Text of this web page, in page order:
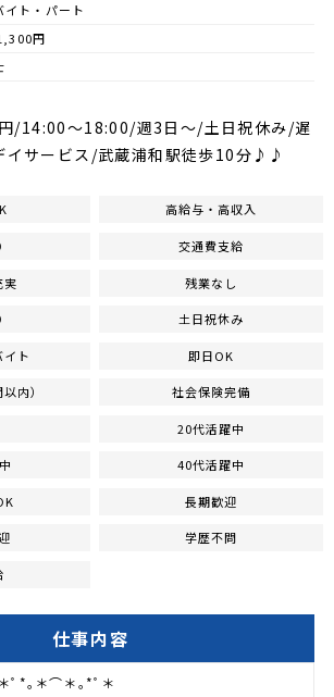
イト・パート
円
/14:00～18:00/週3日～/土日祝休み/遅
イサービス/武蔵浦和駅徒歩10分♪♪
高給与・高収入
交通費支給
実 残業なし
土日祝休み
ト 即日OK
内） 社会保険完備
20代活躍中
40代活躍中
長期歓迎
学歴不問
仕事内容
ﾟ*｡＊⌒＊｡*ﾟ＊